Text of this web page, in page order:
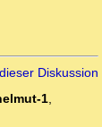
Diskussion
1,